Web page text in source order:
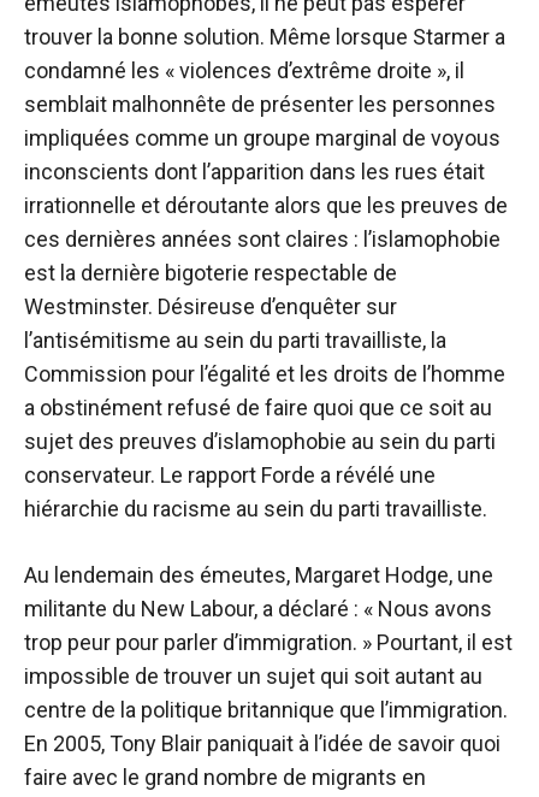
trouver la bonne solution. Même lorsque Starmer a
condamné les « violences d’extrême droite », il
semblait malhonnête de présenter les personnes
impliquées comme un groupe marginal de voyous
inconscients dont l’apparition dans les rues était
irrationnelle et déroutante alors que les preuves de
ces dernières années sont claires : l’islamophobie
est la dernière bigoterie respectable de
Westminster. Désireuse d’enquêter sur
l’antisémitisme au sein du parti travailliste, la
Commission pour l’égalité et les droits de l’homme
a obstinément refusé de faire quoi que ce soit au
sujet des preuves d’islamophobie au sein du parti
conservateur. Le rapport Forde a révélé une
hiérarchie du racisme au sein du parti travailliste.
Au lendemain des émeutes, Margaret Hodge, une
militante du New Labour, a déclaré : « Nous avons
trop peur pour parler d’immigration. » Pourtant, il est
impossible de trouver un sujet qui soit autant au
centre de la politique britannique que l’immigration.
En 2005, Tony Blair paniquait à l’idée de savoir quoi
faire avec le grand nombre de migrants en